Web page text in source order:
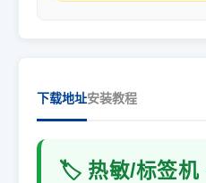
下载地址安装教程
🏷️ 热敏/标签机